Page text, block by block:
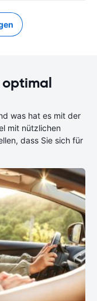
optimal
was hat es mit der
mit nützlichen
dass Sie sich für